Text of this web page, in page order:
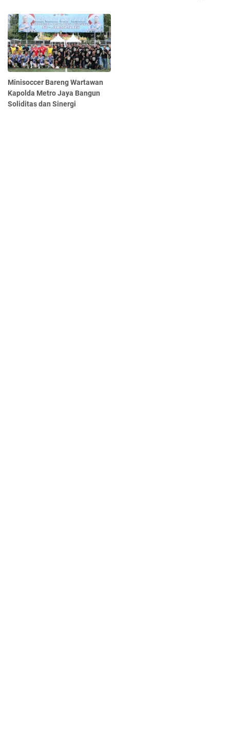
Minisoccer Bareng Wartawan
Kapolda Metro Jaya Bangun
Soliditas dan Sinergi